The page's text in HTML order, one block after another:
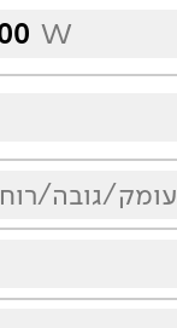
W
עומק/גובה/